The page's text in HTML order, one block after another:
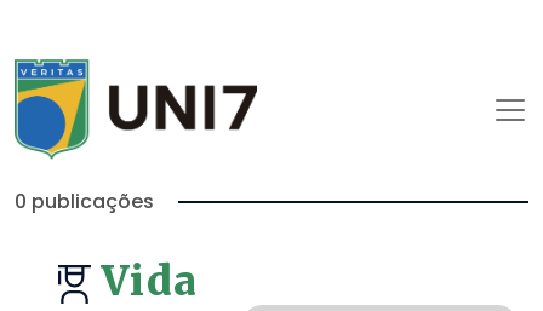
0 publicações
Vida